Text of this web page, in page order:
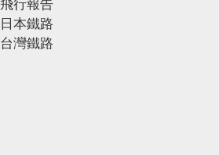
飛行報告
日本鐵路
台灣鐵路